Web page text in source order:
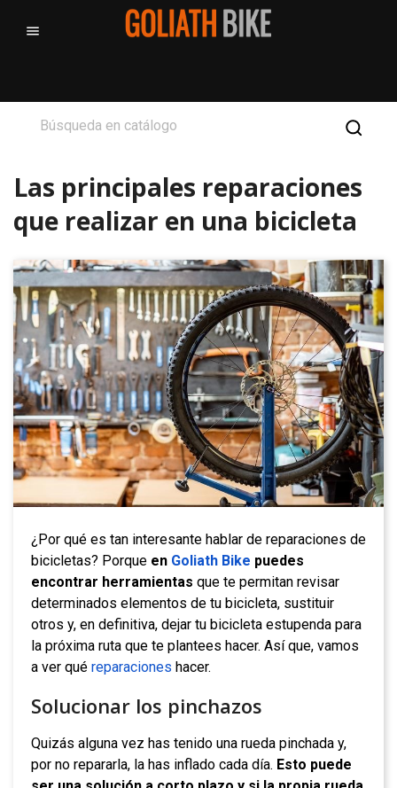

Las principales reparaciones
que realizar en una bicicleta
¿Por qué es tan interesante hablar de reparaciones de
bicicletas? Porque en Goliath Bike puedes
encontrar herramientas que te permitan revisar
determinados elementos de tu bicicleta, sustituir
otros y, en definitiva, dejar tu bicicleta estupenda para
la próxima ruta que te plantees hacer. Así que, vamos
a ver qué reparaciones hacer.
Solucionar los pinchazos
Quizás alguna vez has tenido una rueda pinchada y,
por no repararla, la has inflado cada día. Esto puede